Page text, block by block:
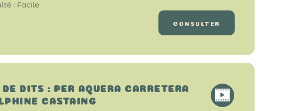
: Facile
CONSULTER
DITS : PER AQUERA CARRETERA
CASTAING